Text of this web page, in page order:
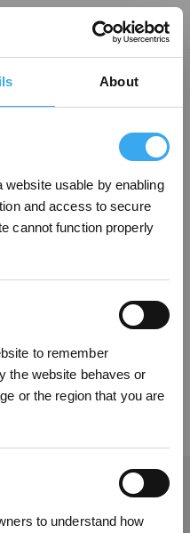
About
usable by enabling
and access to secure
cannot function properly
to remember
the website behaves or
or the region that you are
to understand how
le porte. E controllare l'app-
tappeti-Ignora.
le soglie/i mobili superano 2 cm
o i mobili, il robot potrebbe
così alcuni punti.
velocemente le aree
di pulizia migliora.
stato utile?
da ECOVACS
INVIARE
vincere